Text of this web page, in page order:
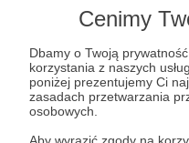
Cenimy
Dbamy o Twoją
korzystania z naszych
poniżej prezentujemy Ci
zasadach przetwarzania
osobowych.
Aby wyrazić zgody na